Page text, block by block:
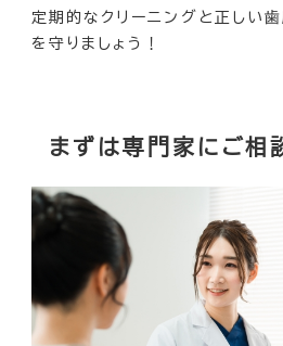
定期的なクリーニングと正しい
を守りましょう！
まずは専門家にご相